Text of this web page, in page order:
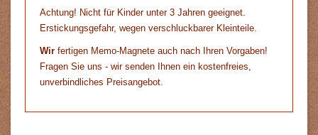
Achtung! Nicht für Kinder unter 3 Jahren geeignet.
Erstickungsgefahr, wegen verschluckbarer Kleinteile.
Wir fertigen Memo-Magnete auch nach Ihren Vorgaben!
Fragen Sie uns - wir senden Ihnen ein kostenfreies,
unverbindliches Preisangebot.